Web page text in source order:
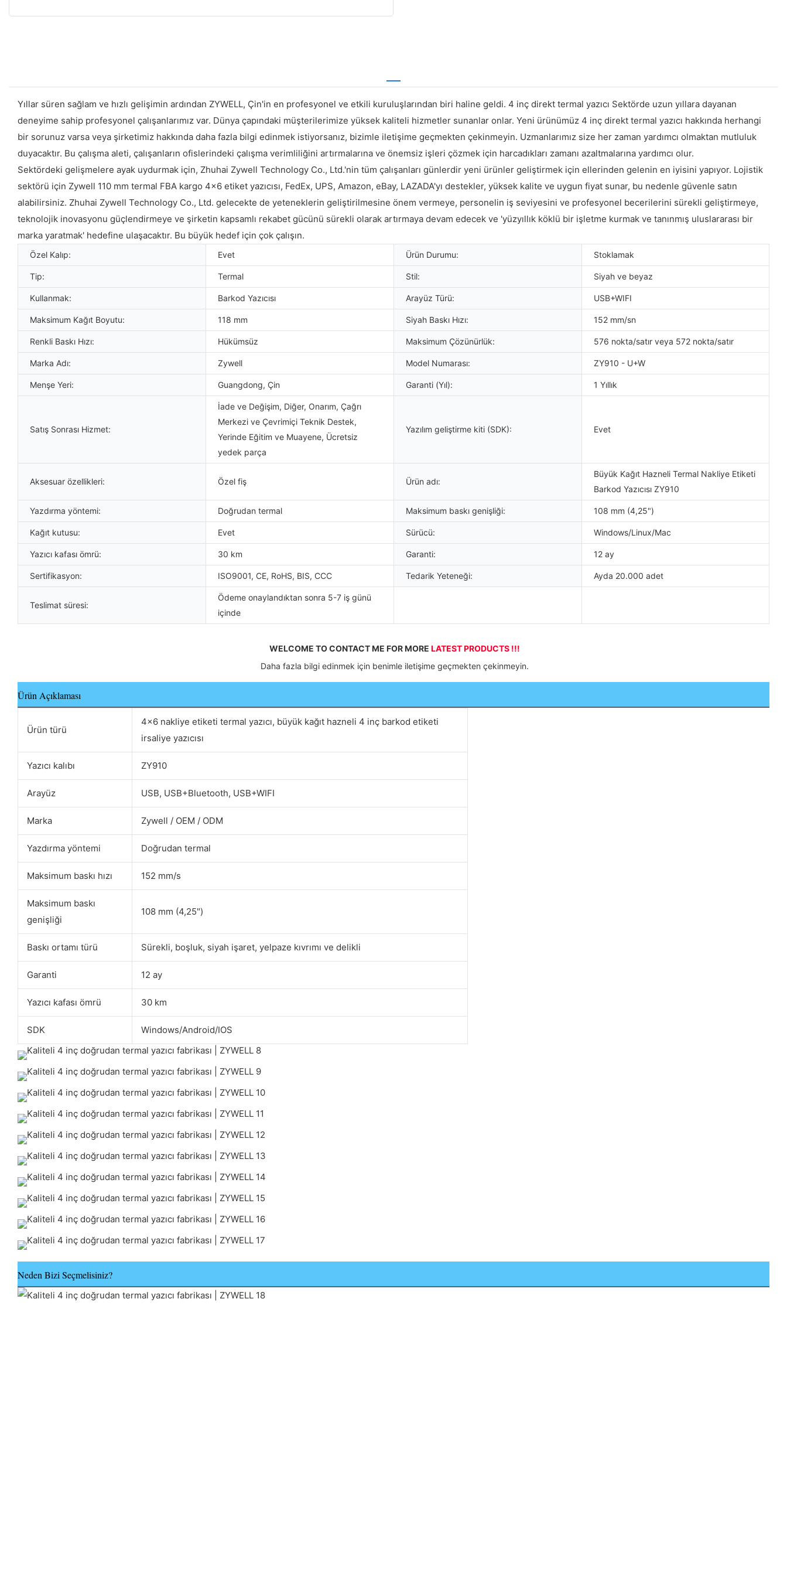
Yıllar süren sağlam ve hızlı gelişimin ardından ZYWELL, Çin'in en profesyonel ve etkili kuruluşlarından biri haline geldi. 4 inç direkt termal yazıcı Sektörde uzun yıllara dayanan
deneyime sahip profesyonel çalışanlarımız var. Dünya çapındaki müşterilerimize yüksek kaliteli hizmetler sunanlar onlar. Yeni ürünümüz 4 inç direkt termal yazıcı hakkında herhangi
bir sorunuz varsa veya şirketimiz hakkında daha fazla bilgi edinmek istiyorsanız, bizimle iletişime geçmekten çekinmeyin. Uzmanlarımız size her zaman yardımcı olmaktan mutluluk
duyacaktır. Bu çalışma aleti, çalışanların ofislerindeki çalışma verimliliğini artırmalarına ve önemsiz işleri çözmek için harcadıkları zamanı azaltmalarına yardımcı olur.
Sektördeki gelişmelere ayak uydurmak için, Zhuhai Zywell Technology Co., Ltd.'nin tüm çalışanları günlerdir yeni ürünler geliştirmek için ellerinden gelenin en iyisini yapıyor. Lojistik
sektörü için Zywell 110 mm termal FBA kargo 4x6 etiket yazıcısı, FedEx, UPS, Amazon, eBay, LAZADA'yı destekler, yüksek kalite ve uygun fiyat sunar, bu nedenle güvenle satın
alabilirsiniz. Zhuhai Zywell Technology Co., Ltd. gelecekte de yeteneklerin geliştirilmesine önem vermeye, personelin iş seviyesini ve profesyonel becerilerini sürekli geliştirmeye,
teknolojik inovasyonu güçlendirmeye ve şirketin kapsamlı rekabet gücünü sürekli olarak artırmaya devam edecek ve 'yüzyıllık köklü bir işletme kurmak ve tanınmış uluslararası bir
marka yaratmak' hedefine ulaşacaktır. Bu büyük hedef için çok çalışın.
Özel Kalıp: Evet Ürün Durumu: Stoklamak
Tip: Termal Stil: Siyah ve beyaz
Kullanmak: Barkod Yazıcısı Arayüz Türü: USB+WIFI
Maksimum Kağıt Boyutu: 118 mm Siyah Baskı Hızı: 152 mm/sn
Renkli Baskı Hızı: Hükümsüz Maksimum Çözünürlük: 576 nokta/satır veya 572 nokta/satır
Marka Adı: Zywell Model Numarası: ZY910 - U+W
Menşe Yeri: Guangdong, Çin Garanti (Yıl): 1 Yıllık
Satış Sonrası Hizmet:
İade ve Değişim, Diğer, Onarım, Çağrı
Merkezi ve Çevrimiçi Teknik Destek,
Yerinde Eğitim ve Muayene, Ücretsiz
yedek parça
Yazılım geliştirme kiti (SDK): Evet
Aksesuar özellikleri: Özel fiş Ürün adı:
Büyük Kağıt Hazneli Termal Nakliye Etiketi
Barkod Yazıcısı ZY910
Yazdırma yöntemi: Doğrudan termal Maksimum baskı genişliği: 108 mm (4,25")
Kağıt kutusu: Evet Sürücü: Windows/Linux/Mac
Yazıcı kafası ömrü: 30 km Garanti: 12 ay
Sertifikasyon: ISO9001, CE, RoHS, BIS, CCC Tedarik Yeteneği: Ayda 20.000 adet
Teslimat süresi:
Ödeme onaylandıktan sonra 5-7 iş günü
içinde
WELCOME TO CONTACT ME FOR MORE LATEST PRODUCTS !!!
Daha fazla bilgi edinmek için benimle iletişime geçmekten çekinmeyin.
Ürün Açıklaması
Ürün türü
4x6 nakliye etiketi termal yazıcı, büyük kağıt hazneli 4 inç barkod etiketi
irsaliye yazıcısı
Yazıcı kalıbı ZY910
Arayüz USB, USB+Bluetooth, USB+WIFI
Marka Zywell / OEM / ODM
Yazdırma yöntemi Doğrudan termal
Maksimum baskı hızı 152 mm/s
Maksimum baskı
genişliği
108 mm (4,25")
Baskı ortamı türü Sürekli, boşluk, siyah işaret, yelpaze kıvrımı ve delikli
Garanti 12 ay
Yazıcı kafası ömrü 30 km
SDK Windows/Android/IOS
Neden Bizi Seçmelisiniz?